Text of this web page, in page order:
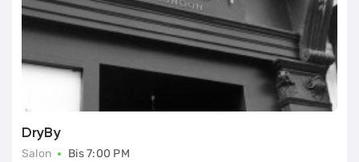
DryBy
Salon
Bis 7:00 PM